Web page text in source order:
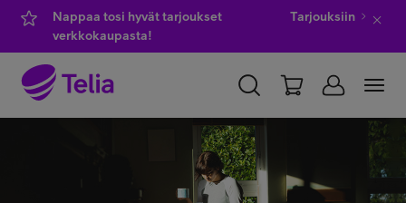
Nappaa tosi hyvät tarjoukset
verkkokaupasta!
Tarjouksiin
WHOLESALE